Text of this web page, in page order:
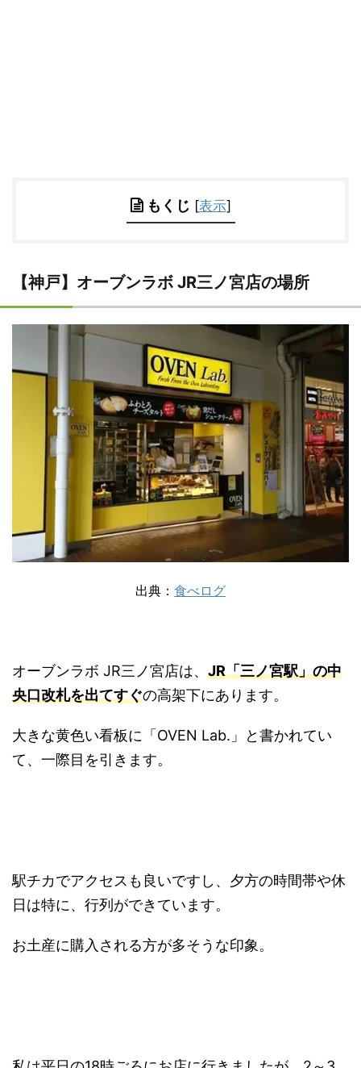
もくじ [表示]
【神戸】オーブンラボ JR三ノ宮店の場所
出典： 食べログ
オーブンラボ JR三ノ宮店は、 JR「三ノ宮駅」の中
央口改札を出てすぐの高架下にあります。
大きな黄色い看板に「OVEN Lab.」と書かれてい
て、一際目を引きます。
駅チカでアクセスも良いですし、夕方の時間帯や休
日は特に、行列ができています。
お土産に購入される方が多そうな印象。